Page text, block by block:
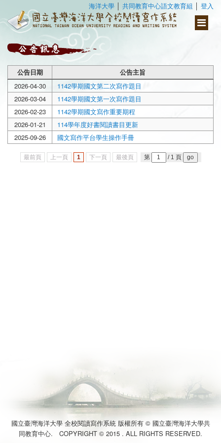
海洋大學 │ 共同教育中心語文教育組 │ 登入
Toggle
公告日期
公告主旨
2026-04-30
1142學期國文第二次寫作題目
2026-03-04
1142學期國文第一次寫作題目
2026-02-23
1142學期國文寫作重要期程
2026-01-21
114學年度好書閱讀書目更新
2025-09-26
國文寫作平台學生操作手冊
最前頁 上一頁 1 下一頁 最後頁 第 / 1 頁
國立臺灣海洋大學 全校閱讀寫作系統 版權所有 © 國立臺灣海洋大學共
同教育中心. COPYRIGHT © 2015 . ALL RIGHTS RESERVED.